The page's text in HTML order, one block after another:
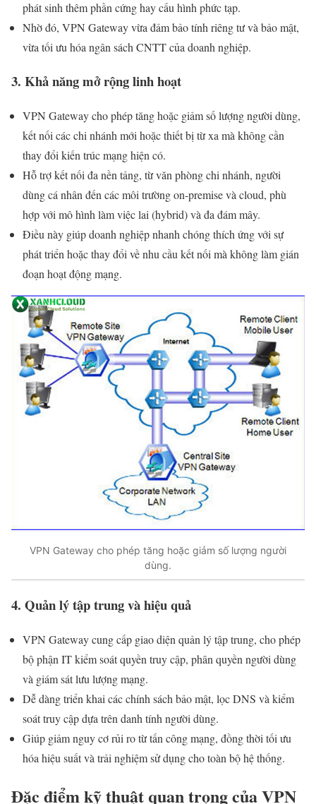
phát sinh thêm phần cứng hay cấu hình phức tạp.
Nhờ đó, VPN Gateway vừa đảm bảo tính riêng tư và bảo mật,
vừa tối ưu hóa ngân sách CNTT của doanh nghiệp.
3. Khả năng mở rộng linh hoạt
VPN Gateway cho phép tăng hoặc giảm số lượng người dùng,
kết nối các chi nhánh mới hoặc thiết bị từ xa mà không cần
thay đổi kiến trúc mạng hiện có.
Hỗ trợ kết nối đa nền tảng, từ văn phòng chi nhánh, người
dùng cá nhân đến các môi trường on-premise và cloud, phù
hợp với mô hình làm việc lai (hybrid) và đa đám mây.
Điều này giúp doanh nghiệp nhanh chóng thích ứng với sự
phát triển hoặc thay đổi về nhu cầu kết nối mà không làm gián
đoạn hoạt động mạng.
VPN Gateway cho phép tăng hoặc giảm số lượng người
dùng.
4. Quản lý tập trung và hiệu quả
VPN Gateway cung cấp giao diện quản lý tập trung, cho phép
bộ phận IT kiểm soát quyền truy cập, phân quyền người dùng
và giám sát lưu lượng mạng.
Dễ dàng triển khai các chính sách bảo mật, lọc DNS và kiểm
soát truy cập dựa trên danh tính người dùng.
Giúp giảm nguy cơ rủi ro từ tấn công mạng, đồng thời tối ưu
hóa hiệu suất và trải nghiệm sử dụng cho toàn bộ hệ thống.
Đặc điểm kỹ thuật quan trọng của VPN